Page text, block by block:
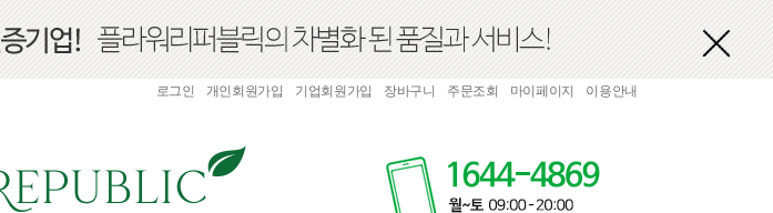
로그인 개인회원가입 기업회원가입 장바구니 주문조회 마이페이지 이용안내